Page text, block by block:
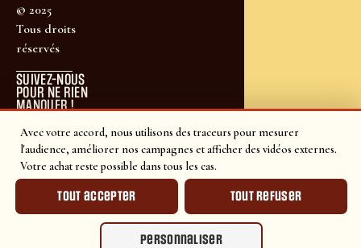
Avec votre accord, nous utilisons des traceurs pour mesurer
l'audience, améliorer nos campagnes et afficher des vidéos externes.
Votre achat reste possible dans tous les cas.
Tout accepter Tout refuser
Personnaliser
© 2025
Tous droits
réservés
SUIVEZ-NOUS
POUR NE RIEN
MANQUER !